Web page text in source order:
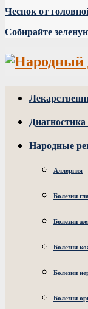
Чеснок от
Собирайте
Народные
Аллергия
Болезни
Болезни
Болезни
Болезни
Болезни